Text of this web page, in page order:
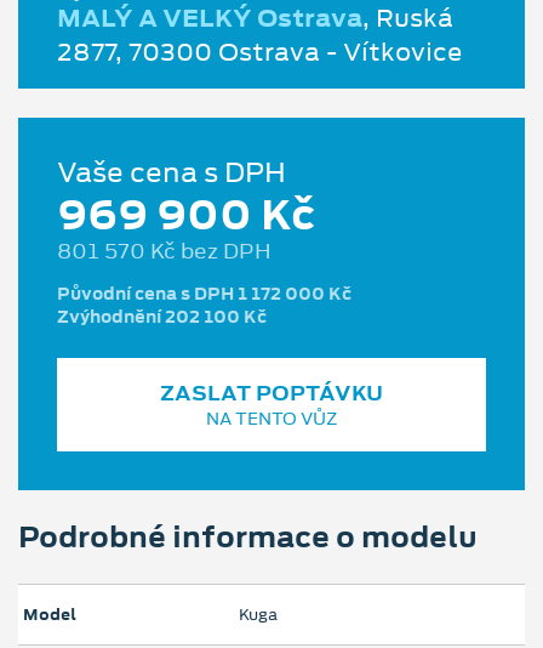
MALÝ A VELKÝ Ostrava, Ruská
2877, 70300 Ostrava - Vítkovice
Vaše cena s DPH
969 900 Kč
801 570 Kč bez DPH
Původní cena s DPH 1 172 000 Kč
Zvýhodnění 202 100 Kč
ZASLAT POPTÁVKU
NA TENTO VŮZ
Podrobné informace o modelu
Model Kuga